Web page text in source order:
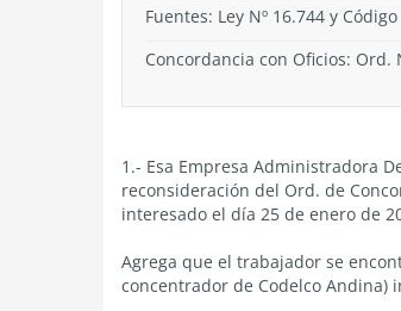
Fuentes: Ley Nº 16.744 y
Concordancia con Oficios: Ord.
1.- Esa Empresa Administradora
reconsideración del Ord. de
interesado el día 25 de enero de
Agrega que el trabajador se
concentrador de Codelco